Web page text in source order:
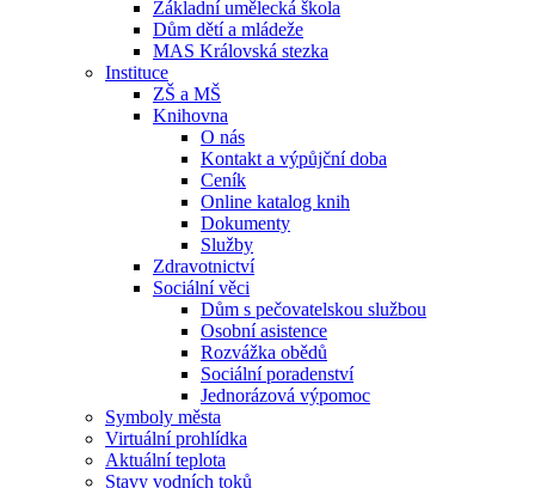
Základní umělecká škola
Dům dětí a mládeže
MAS Královská stezka
Instituce
ZŠ a MŠ
Knihovna
O nás
Kontakt a výpůjční doba
Ceník
Online katalog knih
Dokumenty
Služby
Zdravotnictví
Sociální věci
Dům s pečovatelskou službou
Osobní asistence
Rozvážka obědů
Sociální poradenství
Jednorázová výpomoc
Symboly města
Virtuální prohlídka
Aktuální teplota
Stavy vodních toků